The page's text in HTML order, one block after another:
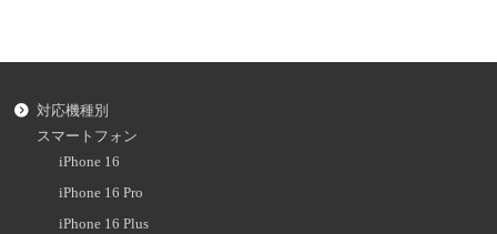
対応機種別
スマートフォン
iPhone 16
iPhone 16 Pro
iPhone 16 Plus